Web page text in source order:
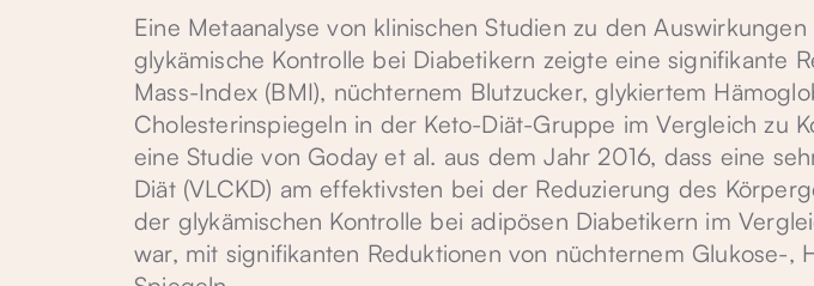
Eine Metaanalyse von klinischen Studien zu den
glykämische Kontrolle bei Diabetikern zeigte eine signifikante
Mass-Index (BMI), nüchternem Blutzucker, glykiertem
Cholesterinspiegeln in der Keto-Diät-Gruppe im Vergleich zu
eine Studie von Goday et al. aus dem Jahr 2016, dass eine
Diät (VLCKD) am effektivsten bei der Reduzierung des
der glykämischen Kontrolle bei adipösen Diabetikern im
war, mit signifikanten Reduktionen von nüchternem Glukose-,